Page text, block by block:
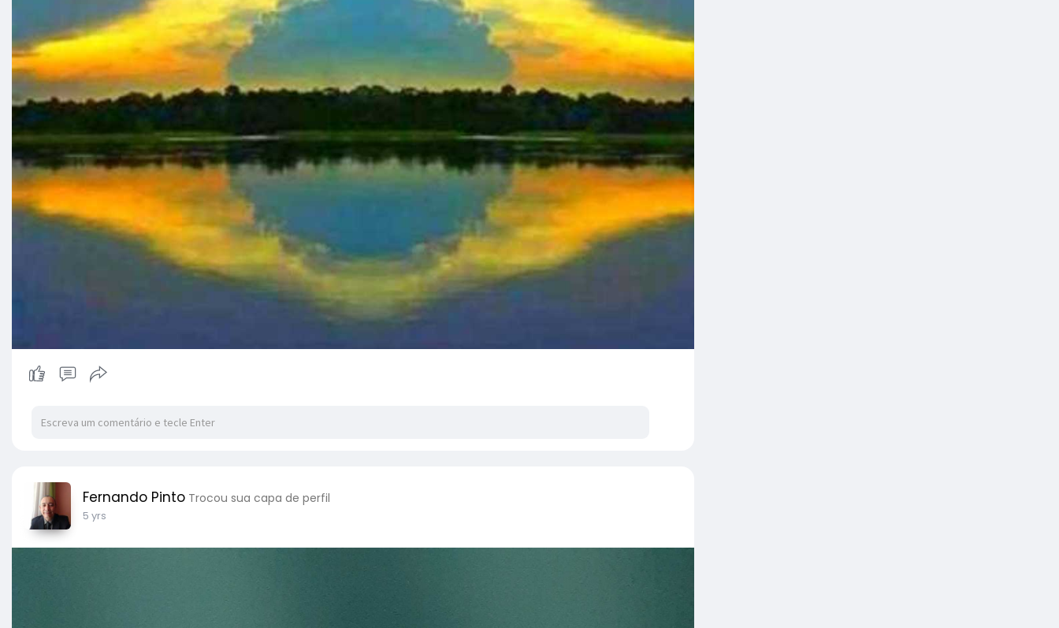
Fernando Pinto Trocou sua capa de perfil
5 yrs